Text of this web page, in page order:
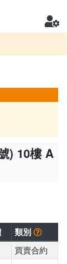
) 10樓 A
類別
買賣合約